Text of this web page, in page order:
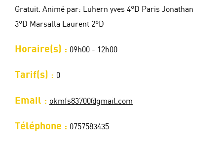
Gratuit. Animé par: Luhern yves 4°D Paris Jonathan
3°D Marsalla Laurent 2°D
Horaire(s) : 09h00 - 12h00
Tarif(s) : 0
Email : okmfs83700@gmail.com
Téléphone : 0757583435